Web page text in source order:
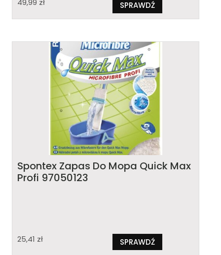
49,99 zł SPRAWDŹ
Spontex Zapas Do Mopa Quick Max
Profi 97050123
25,41 zł SPRAWDŹ